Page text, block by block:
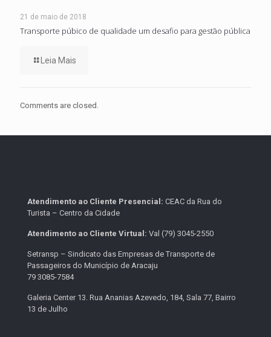
21 de maio de 2018
Transporte púbico de qualidade um desafio para gestão pública
Leia Mais
Comments are closed.
Atendimento ao Cliente Presencial: CEAC da Rua do
Turista – Centro da Cidade
Atendimento ao Cliente Virtual: Val (79) 3045-2550
Setransp – Sindicato das Empresas de Transporte de
Passageiros do Município de Aracaju
79 3085-7584
Galeria Center 13. Rua Ananias Azevedo, 184, Sala 77, Bairro
13 de Julho